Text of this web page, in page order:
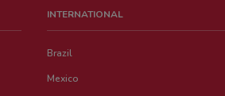
INTERNATIONAL
Brazil
Mexico